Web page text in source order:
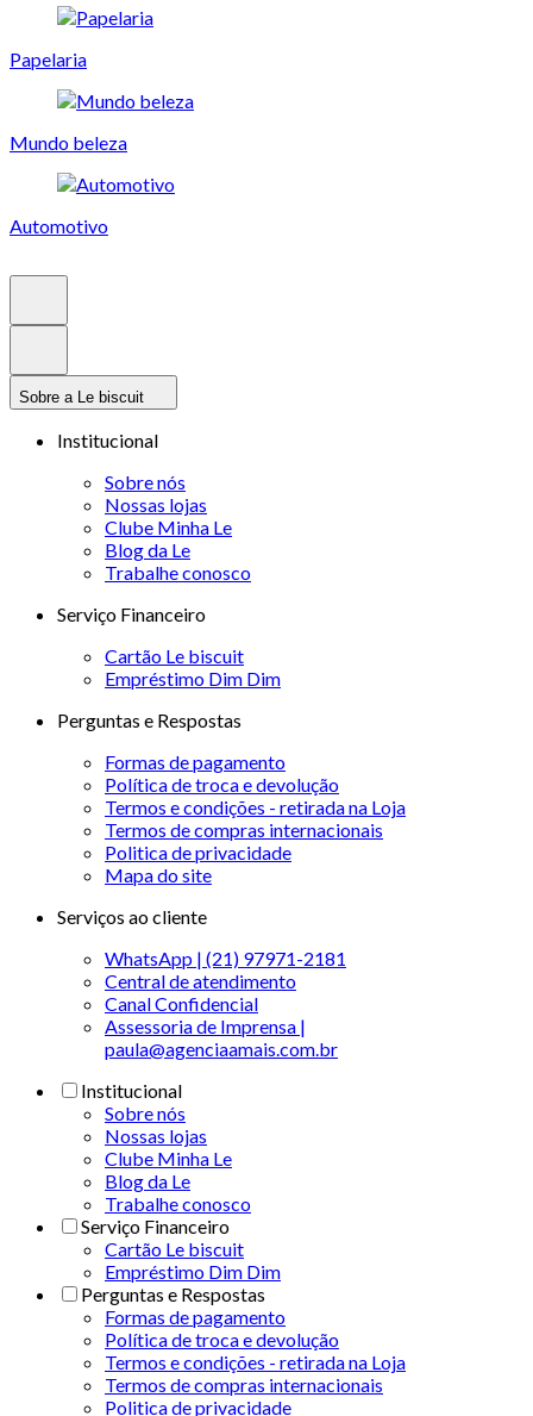
Papelaria
Mundo beleza
Automotivo
Sobre a Le biscuit
Institucional
Sobre nós
Nossas lojas
Clube Minha Le
Blog da Le
Trabalhe conosco
Serviço Financeiro
Cartão Le biscuit
Empréstimo Dim Dim
Perguntas e Respostas
Formas de pagamento
Política de troca e devolução
Termos e condições - retirada na Loja
Termos de compras internacionais
Politica de privacidade
Mapa do site
Serviços ao cliente
WhatsApp | (21) 97971-2181
Central de atendimento
Canal Confidencial
Assessoria de Imprensa |
paula@agenciaamais.com.br
Institucional
Sobre nós
Nossas lojas
Clube Minha Le
Blog da Le
Trabalhe conosco
Serviço Financeiro
Cartão Le biscuit
Empréstimo Dim Dim
Perguntas e Respostas
Formas de pagamento
Política de troca e devolução
Termos e condições - retirada na Loja
Termos de compras internacionais
Politica de privacidade